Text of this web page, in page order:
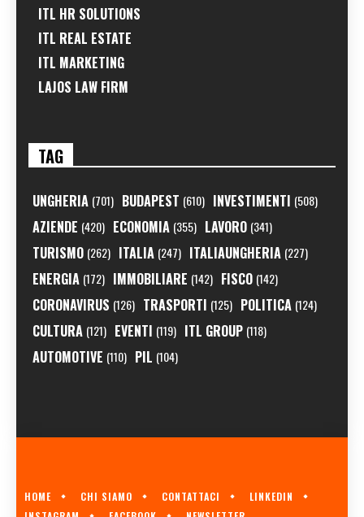
ITL HR SOLUTIONS
ITL REAL ESTATE
ITL MARKETING
LAJOS LAW FIRM
TAG
UNGHERIA (701) BUDAPEST (610) INVESTIMENTI (508)
AZIENDE (420) ECONOMIA (355) LAVORO (341)
TURISMO (262) ITALIA (247) ITALIAUNGHERIA (227)
ENERGIA (172) IMMOBILIARE (142) FISCO (142)
CORONAVIRUS (126) TRASPORTI (125) POLITICA (124)
CULTURA (121) EVENTI (119) ITL GROUP (118)
AUTOMOTIVE (110) PIL (104)
HOME CHI SIAMO CONTATTACI
LINKEDIN